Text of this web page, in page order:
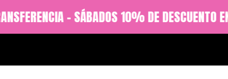
- SÁBADOS 10% DE DESCUENTO EN